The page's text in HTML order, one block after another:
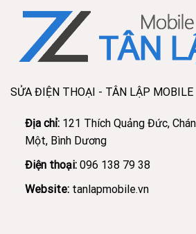
SỬA ĐIỆN THOẠI - TÂN LẬP MOBILE
Địa chỉ: 121 Thích Quảng Đức,
Một, Bình Dương
Điện thoại: 096 138 79 38
Website: tanlapmobile.vn